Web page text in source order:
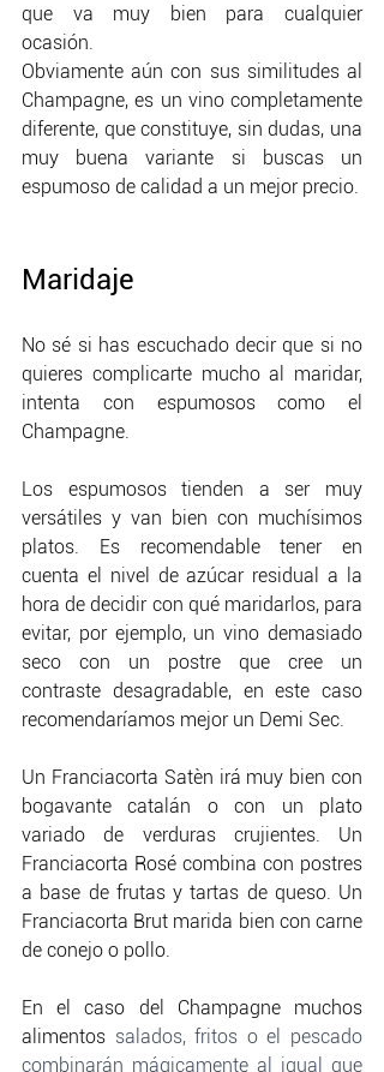
que va muy bien para cualquier
ocasión.
Obviamente aún con sus similitudes al
Champagne, es un vino completamente
diferente, que constituye, sin dudas, una
muy buena variante si buscas un
espumoso de calidad a un mejor precio.
Maridaje
No sé si has escuchado decir que si no
quieres complicarte mucho al maridar,
intenta con espumosos como el
Champagne.
Los espumosos tienden a ser muy
versátiles y van bien con muchísimos
platos. Es recomendable tener en
cuenta el nivel de azúcar residual a la
hora de decidir con qué maridarlos, para
evitar, por ejemplo, un vino demasiado
seco con un postre que cree un
contraste desagradable, en este caso
recomendaríamos mejor un Demi Sec.
Un Franciacorta Satèn irá muy bien con
bogavante catalán o con un plato
variado de verduras crujientes. Un
Franciacorta Rosé combina con postres
a base de frutas y tartas de queso. Un
Franciacorta Brut marida bien con carne
de conejo o pollo.
En el caso del Champagne muchos
alimentos salados, fritos o el pescado
combinarán mágicamente al igual que